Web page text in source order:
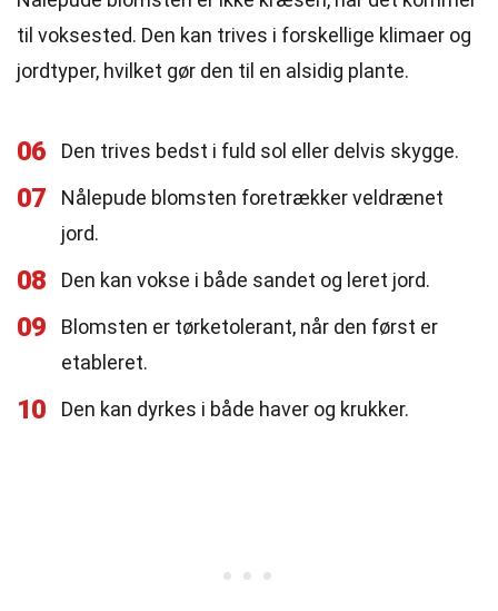
til voksested. Den kan trives i forskellige klimaer og
jordtyper, hvilket gør den til en alsidig plante.
06 Den trives bedst i fuld sol eller delvis skygge.
07
Nålepude blomsten foretrækker veldrænet
jord.
08 Den kan vokse i både sandet og leret jord.
09
Blomsten er tørketolerant, når den først er
etableret.
10 Den kan dyrkes i både haver og krukker.